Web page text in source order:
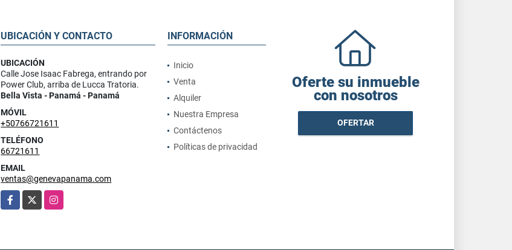
UBICACIÓN Y CONTACTO
UBICACIÓN
Calle Jose Isaac Fabrega, entrando por
Power Club, arriba de Lucca Tratoria.
Bella Vista - Panamá - Panamá
MÓVIL
+50766721611
TELÉFONO
66721611
EMAIL
ventas@genevapanama.com
Facebook
X Instagram
INFORMACIÓN
Inicio
Venta
Alquiler
Nuestra Empresa
Contáctenos
Políticas de privacidad
Oferte su inmueble
con nosotros
OFERTAR